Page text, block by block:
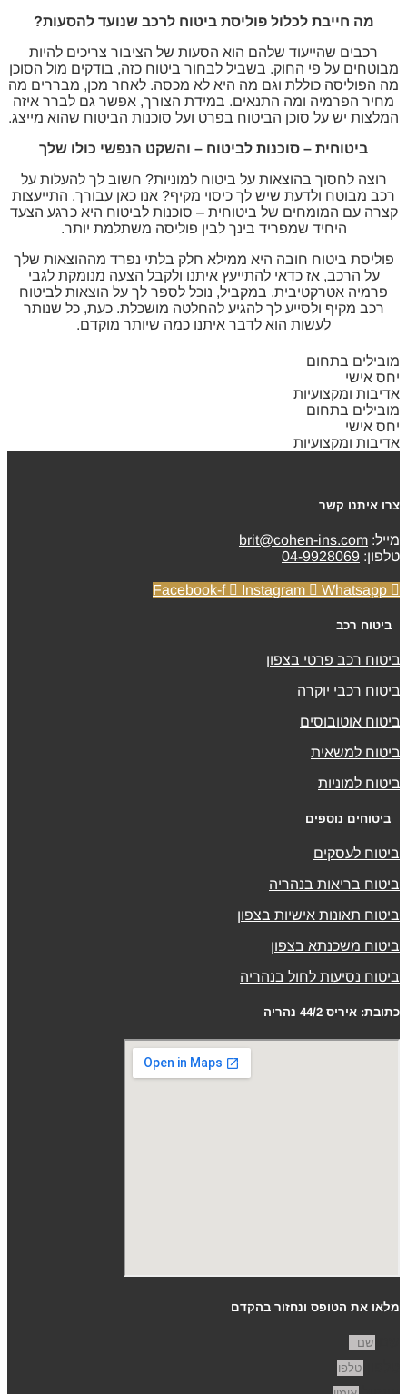
מה חייבת לכלול פוליסת ביטוח לרכב שנועד להסעות?
רכבים שהייעוד שלהם הוא הסעות של הציבור צריכים להיות
מבוטחים על פי החוק. בשביל לבחור ביטוח כזה, בודקים מול הסוכן
מה הפוליסה כוללת וגם מה היא לא מכסה. לאחר מכן, מבררים מה
מחיר הפרמיה ומה התנאים. במידת הצורך, אפשר גם לברר איזה
המלצות יש על סוכן הביטוח בפרט ועל סוכנות הביטוח שהוא מייצג.
ביטוחית – סוכנות לביטוח – והשקט הנפשי כולו שלך
רוצה לחסוך בהוצאות על ביטוח למוניות? חשוב לך להעלות על
רכב מבוטח ולדעת שיש לך כיסוי מקיף? אנו כאן עבורך. התייעצות
קצרה עם המומחים של ביטוחית – סוכנות לביטוח היא כרגע הצעד
היחיד שמפריד בינך לבין פוליסה משתלמת יותר.
פוליסת ביטוח חובה היא ממילא חלק בלתי נפרד מההוצאות שלך
על הרכב, אז כדאי להתייעץ איתנו ולקבל הצעה מנומקת לגבי
פרמיה אטרקטיבית. במקביל, נוכל לספר לך על הוצאות לביטוח
רכב מקיף ולסייע לך להגיע להחלטה מושכלת. כעת, כל שנותר
לעשות הוא לדבר איתנו כמה שיותר מוקדם.
מובילים בתחום
יחס אישי
אדיבות ומקצועיות
מובילים בתחום
יחס אישי
אדיבות ומקצועיות
צרו איתנו קשר
מייל: brit@cohen-ins.com
טלפון: 04-9928069
Facebook-f Instagram Whatsapp
ביטוח רכב
ביטוח רכב פרטי בצפון
ביטוח רכבי יוקרה
ביטוח אוטובוסים
ביטוח למשאית
ביטוח למוניות
ביטוחים נוספים
ביטוח לעסקים
ביטוח בריאות בנהריה
ביטוח תאונות אישיות בצפון
ביטוח משכנתא בצפון
ביטוח נסיעות לחול בנהריה
כתובת: איריס 44/2 נהריה
מלאו את הטופס ונחזור בהקדם